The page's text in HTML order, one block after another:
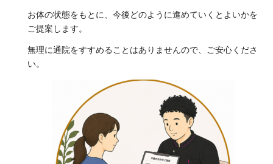
お体の状態をもとに、今後どのように進めていくとよいかを
ご提案します。
無理に通院をすすめることはありませんので、ご安心くださ
い。